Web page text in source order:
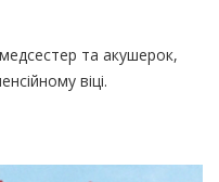
та акушерок,
віці.